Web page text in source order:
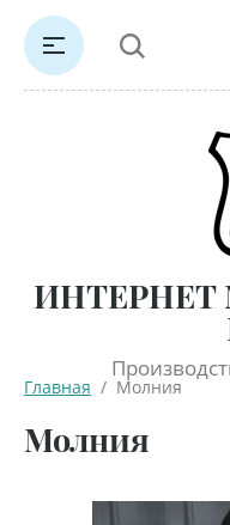
ИНТЕРНЕТ
Главная
  /  Молния
Молния